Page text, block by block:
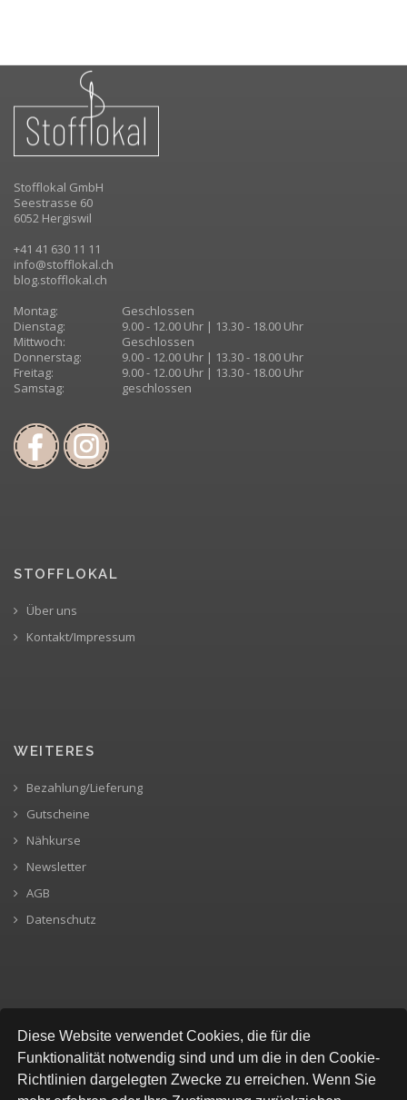
Diese Website verwendet Cookies, die für die
Funktionalität notwendig sind und um die in den Cookie-
Richtlinien dargelegten Zwecke zu erreichen. Wenn Sie
Stofflokal GmbH
Seestrasse 60
6052 Hergiswil
+41 41 630 11 11
info@stofflokal.ch
blog.stofflokal.ch
Montag:
Geschlossen
Dienstag:
9.00 - 12.00 Uhr | 13.30 - 18.00 Uhr
Mittwoch:
Geschlossen
Donnerstag:
9.00 - 12.00 Uhr | 13.30 - 18.00 Uhr
Freitag:
9.00 - 12.00 Uhr | 13.30 - 18.00 Uhr
Samstag:
geschlossen
STOFFLOKAL
Über uns
Kontakt/Impressum
WEITERES
Bezahlung/Lieferung
Gutscheine
Nähkurse
Newsletter
AGB
Datenschutz
SICHERE BEZAHLUNG